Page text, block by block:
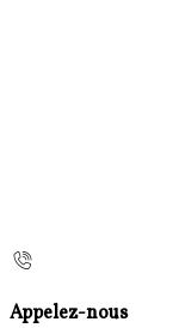
Appelez-nous